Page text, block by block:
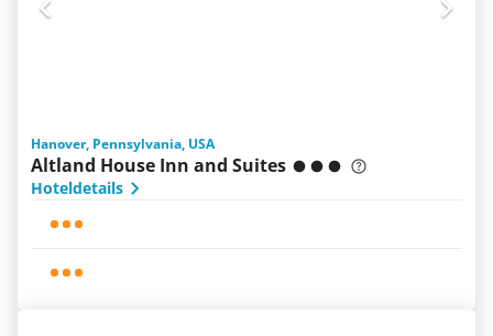
Hanover, Pennsylvania, USA
Altland House Inn and Suites
Hoteldetails